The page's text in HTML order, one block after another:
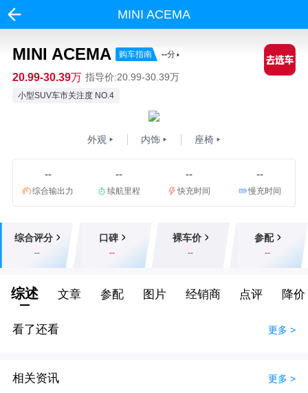
MINI ACEMA
MINI ACEMA 购车指南 --分
20.99-30.39万 指导价:20.99-30.39万
小型SUV车市关注度 NO.4
外观 内饰 座椅
--
综合输出力
--
续航里程
--
快充时间
--
慢充时间
综合评分
--
口碑
--
裸车价
--
参配
--
综述 文章 参配 图片 经销商 点评 降价
看了还看 更多 >
相关资讯 更多 >